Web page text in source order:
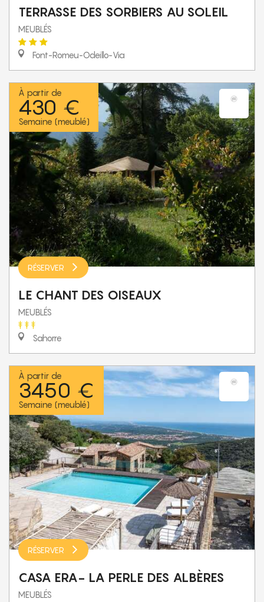
TERRASSE DES SORBIERS AU SOLEIL
MEUBLÉS
Font-Romeu-Odeillo-Via
À partir de
430 €
Semaine (meublé)
RÉSERVER
LE CHANT DES OISEAUX
MEUBLÉS
Sahorre
À partir de
3450 €
Semaine (meublé)
RÉSERVER
CASA ERA- LA PERLE DES ALBÈRES
MEUBLÉS